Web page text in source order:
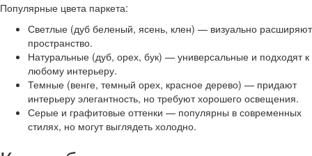
Популярные цвета паркета:
Светлые (дуб беленый, ясень, клен) — визуально расширяют
пространство.
Натуральные (дуб, орех, бук) — универсальные и подходят к
любому интерьеру.
Темные (венге, темный орех, красное дерево) — придают
интерьеру элегантность, но требуют хорошего освещения.
Серые и графитовые оттенки — популярны в современных
стилях, но могут выглядеть холодно.